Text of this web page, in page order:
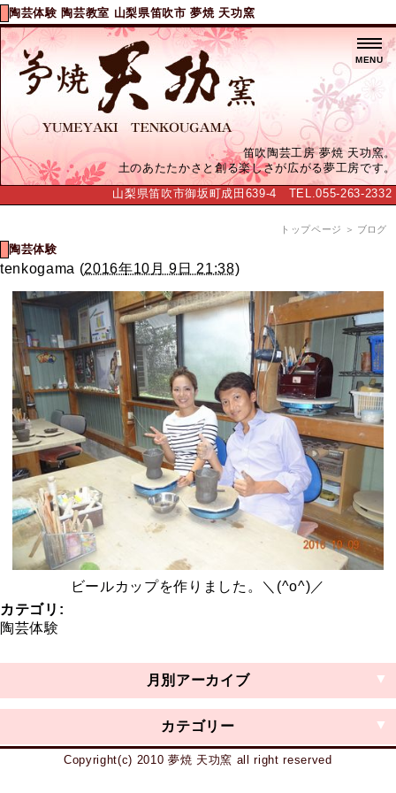
陶芸体験 陶芸教室 山梨県笛吹市 夢焼 天功窯
笛吹陶芸工房 夢焼 天功窯。
土のあたたかさと創る楽しさが広がる夢工房です。
山梨県笛吹市御坂町成田639-4 TEL.055-263-2332
MENU
トップページ ＞ ブログ
陶芸体験
tenkogama (2016年10月 9日 21:38)
ビールカップを作りました。＼(^o^)／
カテゴリ :
陶芸体験
月別アーカイブ
2020年3月 (2)
2020年1月 (2)
2019年12月 (2)
2019年11月 (5)
2019年10月 (3)
2019年9月 (6)
2019年8月 (4)
2019年7月 (1)
2019年6月 (3)
2019年5月 (3)
2019年4月 (1)
2019年3月 (4)
2019年2月 (7)
2019年1月 (1)
2018年12月 (4)
2018年11月 (2)
2018年10月 (7)
2018年9月 (20)
2018年8月 (22)
2018年7月 (3)
2018年6月 (5)
2018年5月 (7)
2018年4月 (1)
2018年3月 (16)
2018年2月 (7)
2018年1月 (6)
2017年12月 (6)
2017年11月 (4)
2017年10月 (8)
2017年9月 (15)
2017年8月 (38)
2017年7月 (9)
2017年6月 (3)
2017年5月 (9)
2017年4月 (5)
2017年3月 (12)
2017年2月 (7)
2017年1月 (7)
2016年12月 (8)
2016年11月 (3)
2016年10月 (8)
2016年9月 (9)
2016年8月 (16)
2016年7月 (12)
2016年6月 (2)
2016年5月 (8)
2016年4月 (4)
2016年3月 (3)
2016年2月 (2)
2016年1月 (5)
2015年12月 (2)
2015年11月 (2)
2015年9月 (2)
2015年8月 (11)
2015年6月 (11)
2015年5月 (5)
2015年4月 (5)
2015年3月 (5)
2015年2月 (3)
2015年1月 (4)
2014年12月 (5)
2014年11月 (6)
2014年10月 (2)
2014年9月 (3)
2014年8月 (6)
2014年7月 (3)
2014年6月 (4)
2014年5月 (5)
2014年3月 (5)
2014年2月 (1)
2014年1月 (2)
2013年12月 (3)
2013年11月 (4)
2013年10月 (4)
2013年9月 (3)
2013年8月 (5)
2013年7月 (6)
2013年6月 (1)
2013年5月 (7)
2013年4月 (3)
2013年3月 (1)
2013年2月 (4)
2013年1月 (1)
2012年12月 (1)
2012年11月 (6)
2012年10月 (3)
2012年9月 (3)
2012年8月 (4)
2012年7月 (3)
2012年6月 (4)
2012年5月 (5)
2012年4月 (5)
2012年3月 (7)
2012年2月 (5)
2012年1月 (3)
2011年12月 (3)
2011年11月 (11)
2011年10月 (2)
2011年9月 (4)
2011年8月 (10)
2011年7月 (4)
2011年6月 (6)
2011年5月 (6)
2011年4月 (2)
2011年3月 (1)
2011年2月 (7)
2011年1月 (4)
2010年12月 (4)
2010年11月 (6)
2010年10月 (9)
2010年9月 (10)
2010年8月 (10)
2010年7月 (4)
2010年6月 (6)
2010年5月 (9)
2010年4月 (6)
2010年3月 (6)
2010年2月 (8)
2010年1月 (2)
2009年12月 (7)
2009年11月 (4)
2009年10月 (5)
2009年9月 (2)
2009年8月 (3)
2009年7月 (2)
2009年6月 (2)
カテゴリー
作品紹介 (6)
日記、コメント (55)
陶芸体験 (601)
陶芸教室 (15)
Copyright(c) 2010 夢焼 天功窯 all right reserved